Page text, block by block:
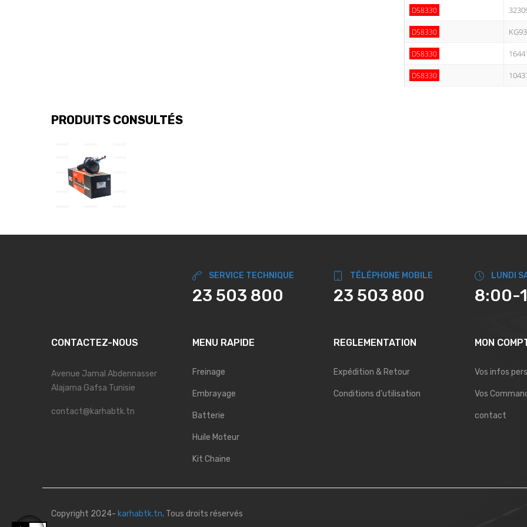
D58330
D58330
D58330
D58330
PRODUITS CONSULTÉS
SERVICE TECHNIQUE
23 503 800
TÉLÉPHONE MOBILE
23 503 800
LUNDI
8:00-
CONTACTEZ-NOUS
Avenue Jamal Abdennasser
Alajama Gafsa Tunisie
contact@karhabtk.tn
MENU RAPIDE
Freinage
Embrayage
Batterie
Huile Moteur
Kit Chaine
REGLEMENTATION
Expédition & Retour
Conditions d'utilisation
MON
Vos infos
Vos
contact
Copyright 2024- karhabtk.tn. Tous droits réservés